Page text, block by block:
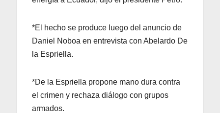
*El hecho se produce luego del anuncio de
Daniel Noboa en entrevista con Abelardo De
la Espriella.
*De la Espriella propone mano dura contra
el crimen y rechaza diálogo con grupos
armados.